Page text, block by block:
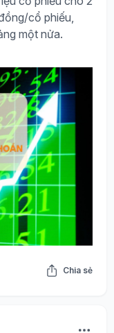
cổ phiếu,
một nửa.
Chia sẻ